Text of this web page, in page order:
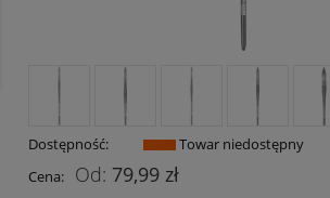
Dostępność:
Towar niedostępny
Cena:
79,99 zł